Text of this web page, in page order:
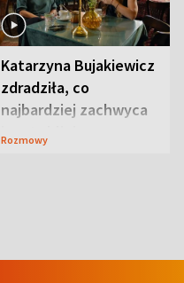
Katarzyna Bujakiewicz
zdradziła, co
najbardziej zachwyca
ją w Lublinie
Rozmowy